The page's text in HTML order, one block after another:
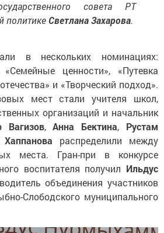
совета РТ
политикеСветлана Захарова.
в нескольких номинациях:
ценности», «Путевка
и «Творческий подход».
мест стали учителя школ,
организаций и начальник
Вагизов,Анна Бектина, Рустам
распределили между
места. Гран-при в конкурсе
воспитателя получил Ильдус
объединения участников
Слободского муниципального